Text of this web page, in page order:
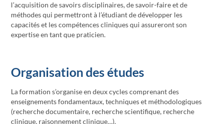
l’acquisition de savoirs disciplinaires, de savoir-faire et de
méthodes qui permettront à l’étudiant de développer les
capacités et les compétences cliniques qui assureront son
expertise en tant que praticien.
Organisation des études
La formation s’organise en deux cycles comprenant des
enseignements fondamentaux, techniques et méthodologiques
(recherche documentaire, recherche scientifique, recherche
clinique, raisonnement clinique…).